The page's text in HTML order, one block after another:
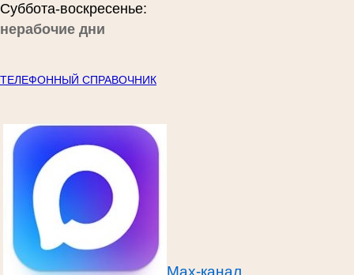
Суббота-воскресенье:
нерабочие дни
ТЕЛЕФОННЫЙ СПРАВОЧНИК
Max-канал